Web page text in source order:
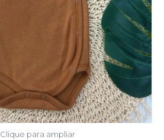
Clique para ampliar